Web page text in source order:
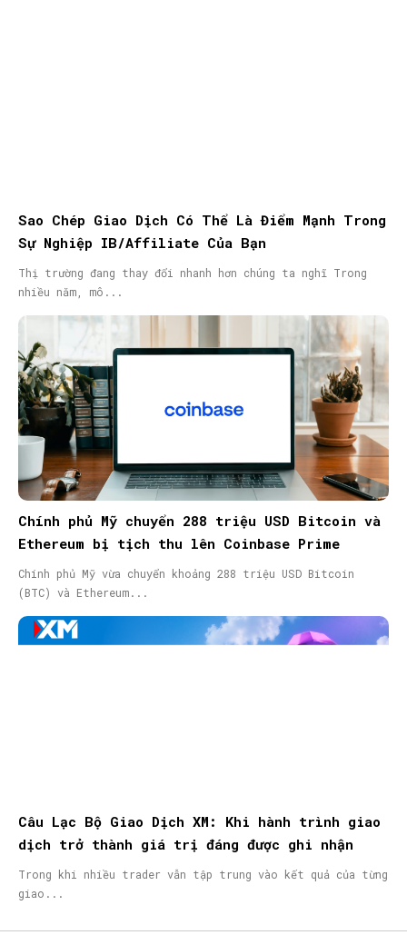
Sao Chép Giao Dịch Có Thể Là Điểm Mạnh Trong
Sự Nghiệp IB/Affiliate Của Bạn
Thị trường đang thay đổi nhanh hơn chúng ta nghĩ Trong
nhiều năm, mô...
Chính phủ Mỹ chuyển 288 triệu USD Bitcoin và
Ethereum bị tịch thu lên Coinbase Prime
Chính phủ Mỹ vừa chuyển khoảng 288 triệu USD Bitcoin
(BTC) và Ethereum...
Câu Lạc Bộ Giao Dịch XM: Khi hành trình giao
dịch trở thành giá trị đáng được ghi nhận
Trong khi nhiều trader vẫn tập trung vào kết quả của từng
giao...